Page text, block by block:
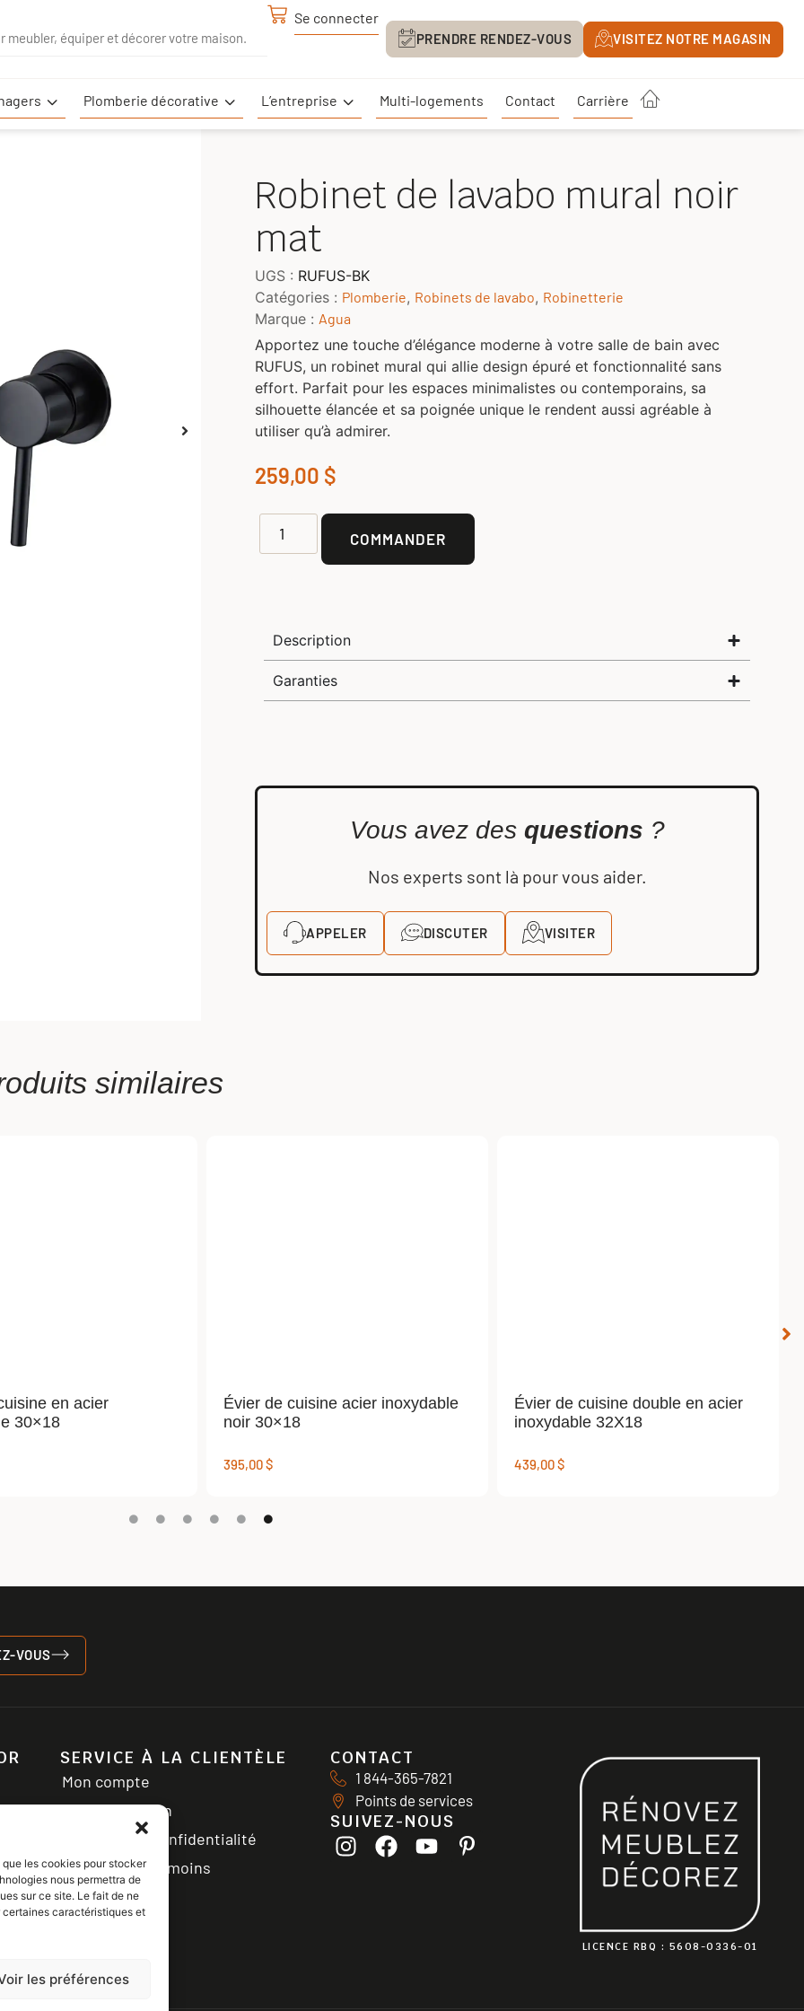
les cookies pour stocker
nous permettra de
sur ce site. Le fait de ne
caractéristiques et
les préférences
Se connecter
PRENDRE RENDEZ-VOUS VISITEZ NOTRE MAGASIN
Plomberie décorative L’entreprise Multi-logements Contact Carrière
décorative
L’entreprise
Multi-
logements
Contact Carrière
PRENDRE RENDEZ-
VOUS
Robinet de lavabo mural noir
mat
UGS : RUFUS-BK
Catégories : Plomberie, Robinets de lavabo, Robinetterie
Marque : Agua
Apportez une touche d’élégance moderne à votre salle de bain avec
RUFUS, un robinet mural qui allie design épuré et fonctionnalité sans
effort. Parfait pour les espaces minimalistes ou contemporains, sa
silhouette élancée et sa poignée unique le rendent aussi agréable à
utiliser qu’à admirer.
259,00 $
COMMANDER
Description
Garanties
Vous avez desquestions ?
Nos experts sont là pour vous aider.
APPELER DISCUTER VISITER
similaires
en acier
30×18
Évier de cuisine acier inoxydable
noir 30×18
395,00$
Évier de cuisine double en acier
inoxydable 32X18
439,00$
VOUS
SERVICE À LA CLIENTÈLE
Mon compte
Documentation
Politique de confidentialité
Politique de témoins
CONTACT
1 844-365-7821
Points de services
SUIVEZ-NOUS
LICENCE RBQ : 5608-0336-01